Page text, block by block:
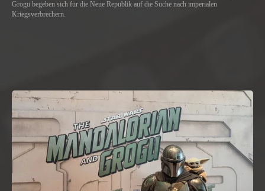
Grogu begeben sich für die Neue Republik auf die Suche nach imperialen
Kriegsverbrechern.